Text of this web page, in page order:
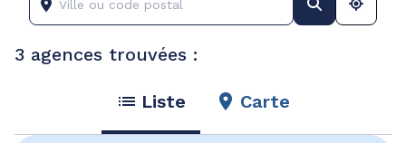
3 agences trouvées :
Liste Carte